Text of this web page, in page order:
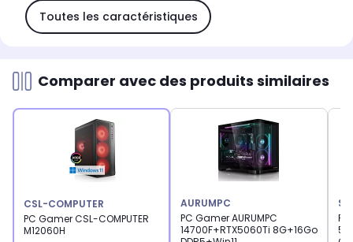
Toutes les caractéristiques
Comparer avec des produits similaires
CSL-COMPUTER
PC Gamer CSL-COMPUTER
M12060H
AURUMPC
PC Gamer AURUMPC
14700F+RTX5060Ti 8G+16Go
5